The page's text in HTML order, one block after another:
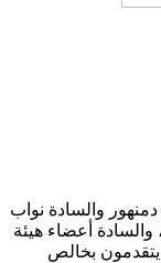
الأستاذ الدكتور / إلهامي ترابيس - رئيس جامعة دمنهور والسادة نواب
رئيس الجامعة، والسادة عمداء ووكلاء الكليات، والسادة أعضاء هيئة
التدريس والهيئة المعاونة، والعاملين والطلاب، يتقدمون بخالص